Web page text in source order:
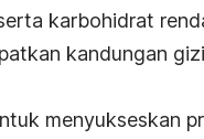
karbohidrat
kandungan
menyukseskan